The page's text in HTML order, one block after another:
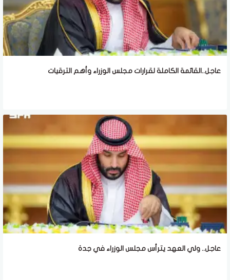
عاجل..القائمة الكاملة لقرارات مجلس الوزراء وأهم الترقيات
عاجل.. ولي العهد يترأس مجلس الوزراء في جدة